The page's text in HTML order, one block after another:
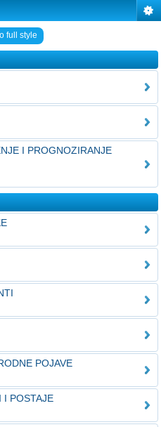
full style
I PROGNOZIRANJE
POJAVE
I POSTAJE